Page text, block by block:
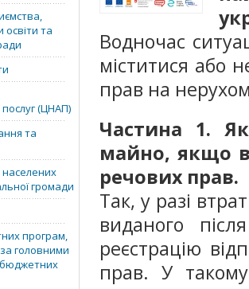
освіти та
послуг (ЦНАП)
та
населених
громади
програм,
головними
Водночас
міститися або
прав на
Частина 1.
майно, якщо
речових прав.
Так, у разі
виданого
реєстрацію
прав. У